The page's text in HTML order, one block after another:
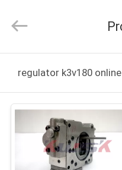
PRODUKTE
ÜBER
Commerce
Rights
regulator k3v180